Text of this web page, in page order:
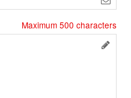
Maximum 500 characters